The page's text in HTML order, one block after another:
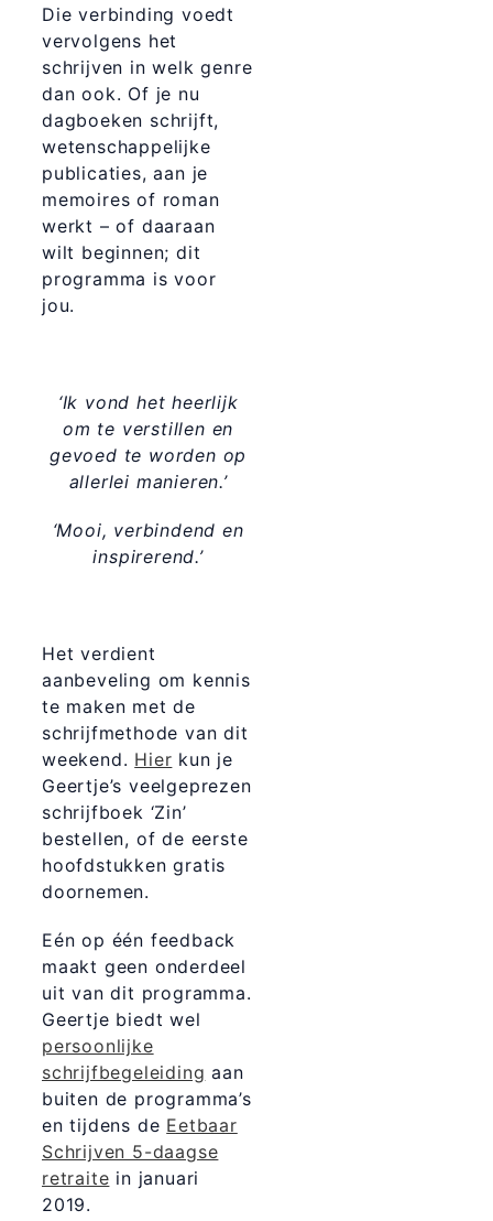
Die verbinding voedt
vervolgens het
schrijven in welk genre
dan ook. Of je nu
dagboeken schrijft,
wetenschappelijke
publicaties, aan je
memoires of roman
werkt – of daaraan
wilt beginnen; dit
programma is voor
jou.
‘Ik vond het heerlijk
om te verstillen en
gevoed te worden op
allerlei manieren.’
‘Mooi, verbindend en
inspirerend.’
Het verdient
aanbeveling om kennis
te maken met de
schrijfmethode van dit
weekend. Hier kun je
Geertje’s veelgeprezen
schrijfboek ‘Zin’
bestellen, of de eerste
hoofdstukken gratis
doornemen.
Eén op één feedback
maakt geen onderdeel
uit van dit programma.
Geertje biedt wel
persoonlijke
schrijfbegeleiding aan
buiten de programma’s
en tijdens de Eetbaar
Schrijven 5-daagse
retraite in januari
2019.